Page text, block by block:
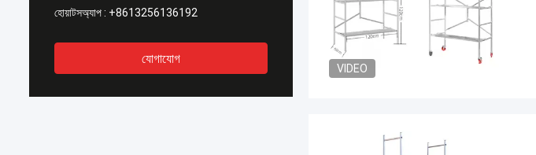
হোয়াটসঅ্যাপ : +8613256136192
যোগাযোগ
VIDEO